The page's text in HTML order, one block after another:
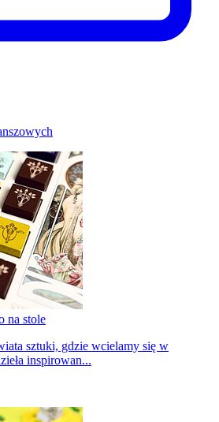
na stole
sztuki, gdzie wcielamy się w
inspirowan...